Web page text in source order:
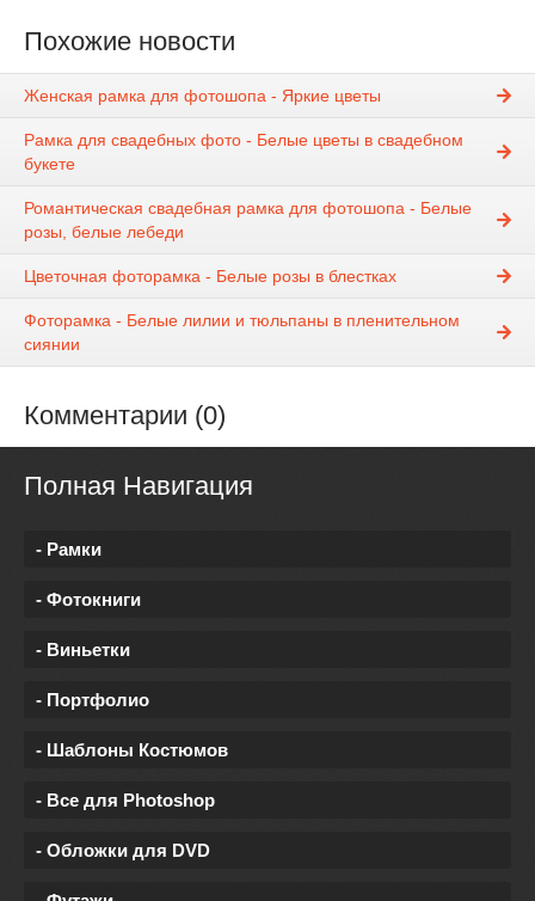
Похожие новости
Женская рамка для фотошопа - Яркие цветы
Рамка для свадебных фото - Белые цветы в свадебном
букете
Романтическая свадебная рамка для фотошопа - Белые
розы, белые лебеди
Цветочная фоторамка - Белые розы в блестках
Фоторамка - Белые лилии и тюльпаны в пленительном
сиянии
Комментарии (0)
Полная Навигация
- Рамки
- Фотокниги
- Виньетки
- Портфолио
- Шаблоны Костюмов
- Все для Photoshop
- Обложки для DVD